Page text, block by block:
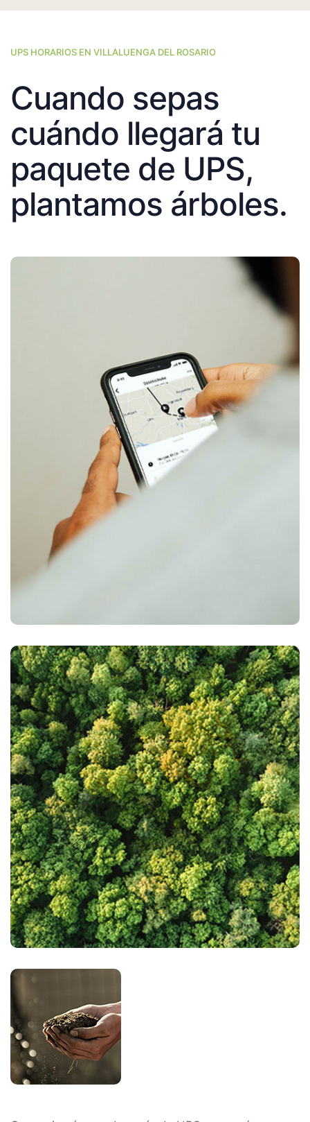
UPS HORARIOS EN VILLALUENGA DEL ROSARIO
Cuando sepas
cuándo llegará tu
paquete de UPS,
plantamos árboles.